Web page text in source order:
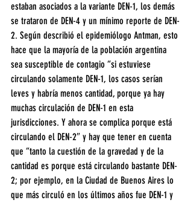
estaban asociados a la variante DEN-1, los demás
se trataron de DEN-4 y un mínimo reporte de DEN-
2. Según describió el epidemiólogo Antman, esto
hace que la mayoría de la población argentina
sea susceptible de contagio “si estuviese
circulando solamente DEN-1, los casos serían
leves y habría menos cantidad, porque ya hay
muchas circulación de DEN-1 en esta
jurisdicciones. Y ahora se complica porque está
circulando el DEN-2″ y hay que tener en cuenta
que “tanto la cuestión de la gravedad y de la
cantidad es porque está circulando bastante DEN-
2; por ejemplo, en la Ciudad de Buenos Aires lo
que más circuló en los últimos años fue DEN-1 y